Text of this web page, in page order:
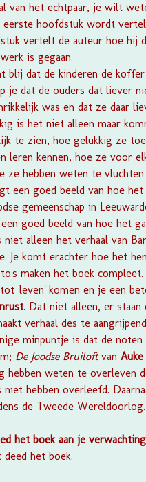
van het echtpaar, je wilt
eerste hoofdstuk wordt
vertelt de auteur hoe hij
is gegaan.
blij dat de kinderen de
je dat de ouders dat liever
was en dat ze daar
is het niet alleen maar
te zien, hoe gelukkig ze
leren kennen, hoe ze voor
ze hebben weten te
een goed beeld van hoe
gemeenschap in
goed beeld van hoe het
niet alleen het verhaal van
Je komt erachter hoe het
maken het boek
'leven' komen en je een
. Dat niet alleen, er
verhaal des te
minpuntje is dat de
De Joodse Bruiloft van
hebben weten te overleven
niet hebben overleefd.
de Tweede Wereldoorlog.
het boek aan je
deed het boek.